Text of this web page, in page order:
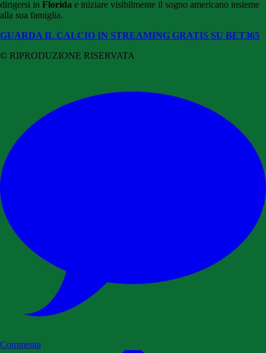
dirigersi in Florida e iniziare visibilmente il sogno americano insieme
alla sua famiglia.
GUARDA IL CALCIO IN STREAMING GRATIS SU BET365
© RIPRODUZIONE RISERVATA
Commenta